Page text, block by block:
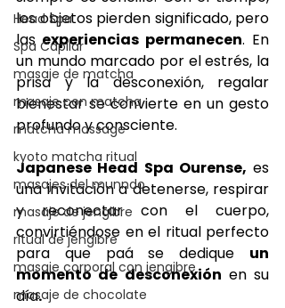
Head Spa
Spa Capilar
masaje de matcha
masaje con matcha
matcha massage
kyoto matcha ritual
masajes del munndo
masaje de jengibre
ritual de jengibre
masaje corporal con jengibre
masaje de chocolate
los objetos pierden significado, pero
las experiencias permanecen. En
un mundo marcado por el estrés, la
prisa y la desconexión, regalar
bienestar se convierte en un gesto
profundo y consciente.
Japanese Head Spa Ourense, es
una invitación a detenerse, respirar
y reconectar con el cuerpo,
convirtiéndose en el ritual perfecto
para que paá se dedique un
momento de desconexión en su
día.